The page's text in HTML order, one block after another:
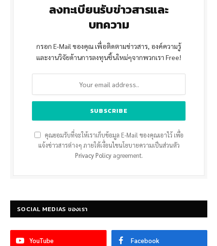
ลงทะเบียนรับข่าวสารและ
บทความ
กรอก E-Mail ของคุณ เพื่อติดตามข่าวสาร, องค์ความรู้
และงานวิจัยด้านการลงทุนชิ้นใหม่ๆจากพวกเรา Free!
คุณยอมรับที่จะให้เราเก็บข้อมูล E-Mail ของคุณเอาไว้ เพื่อ
แจ้งข่าวสารต่างๆ ภายใต้เงื่อนไขนโยบายความเป็นส่วนตัว
Privacy Policyagreement.
SOCIAL MEDIAS ของเรา
YouTube Facebook